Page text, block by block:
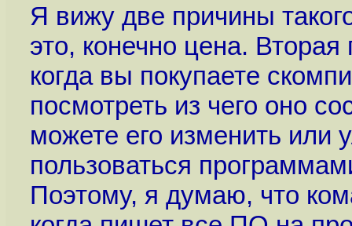
Я вижу две причины
это, конечно цена.
когда вы покупаете
посмотреть из чего оно
можете его изменить или
пользоваться
Поэтому, я думаю, что